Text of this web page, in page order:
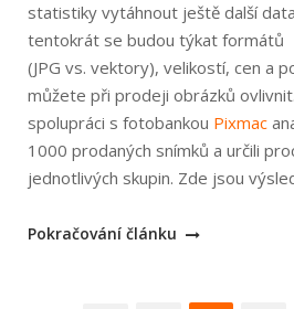
statistiky vytáhnout ještě další
tentokrát se budou týkat formátů
(JPG vs. vektory), velikostí, cen a
můžete při prodeji obrázků
spolupráci s fotobankou Pixmac
1000 prodaných snímků a určili
jednotlivých skupin. Zde jsou
„Formáty,
Pokračování článku